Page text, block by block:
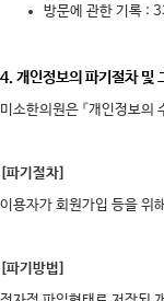
방문에 관한 기록 :
4. 개인정보의 파기절차 및
미소한의원은 『개인정보
[파기절차]
이용자가 회원가입 등을 위
[파기방법]